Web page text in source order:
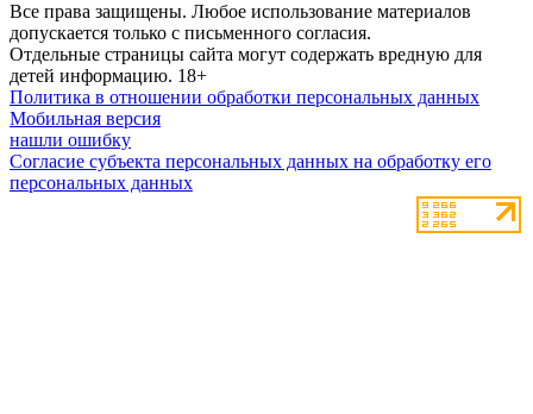
Все права защищены. Любое использование материалов
допускается только с письменного согласия.
Отдельные страницы сайта могут содержать вредную для
детей информацию. 18+
Политика в отношении обработки персональных данных
Мобильная версия
нашли ошибку
Согласие субъекта персональных данных на обработку его
персональных данных